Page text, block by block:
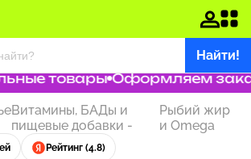
Найти!
товары Оформляем заказ
Витамины, БАДы и
пищевые добавки -
Рыбий жир
и Omega
Рейтинг (4.8)